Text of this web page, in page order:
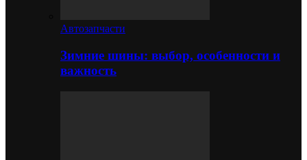
Автозапчасти
Зимние шины: выбор, особенности и
важность